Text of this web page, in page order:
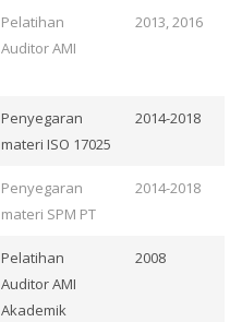
Pelatihan
Auditor AMI
2013, 2016
Penyegaran
materi ISO 17025
2014-2018
Penyegaran
materi SPM PT
2014-2018
Pelatihan
Auditor AMI
Akademik
2008